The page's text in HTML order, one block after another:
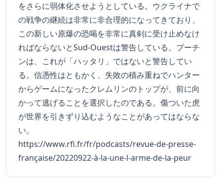
をさらに弱体化させようとしている。ウクライナで
の戦争の継続は非常に非合理的になってきており、
この新しい原爆の恐喝を非常に真剣に受け止めなけ
ればならないとSud-Ouestは警告している。プーチ
ンは、これが「ハッタリ」ではないと警告してい
る。信憑性はともかく、失敗の積み重ねでハンター
からゲームになったクレムリンのトップが、前に向
かって逃げることを選択したのである。傷ついた虎
が世界を引きずり込むようなことがあってはならな
い。
https://www.rfi.fr/fr/podcasts/revue-de-presse-
française/20220922-à-la-une-l-arme-de-la-peur